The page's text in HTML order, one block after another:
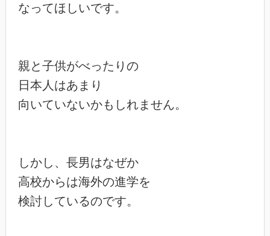
なってほしいです。
親と子供がべったりの
日本人はあまり
向いていないかもしれません。
しかし、長男はなぜか
高校からは海外の進学を
検討しているのです。